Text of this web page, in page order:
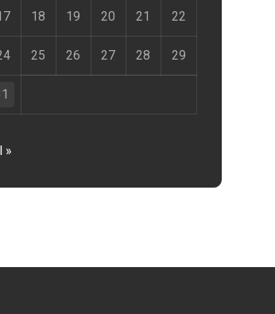
18 19 20 21 22
25 26 27 28 29
»